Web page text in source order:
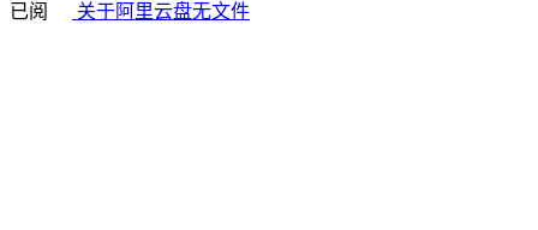
已阅
关于阿里云盘无文件